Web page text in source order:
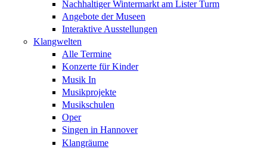
Nachhaltiger Wintermarkt am Lister Turm
Angebote der Museen
Interaktive Ausstellungen
Klangwelten
Alle Termine
Konzerte für Kinder
Musik In
Musikprojekte
Musikschulen
Oper
Singen in Hannover
Klangräume